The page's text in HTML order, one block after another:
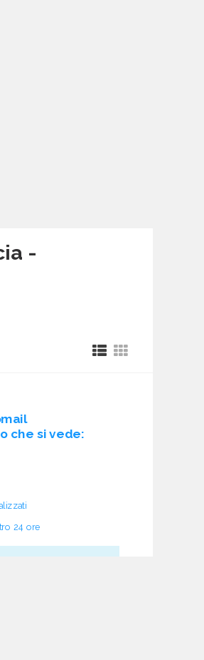
-
che si vede:
24 ore